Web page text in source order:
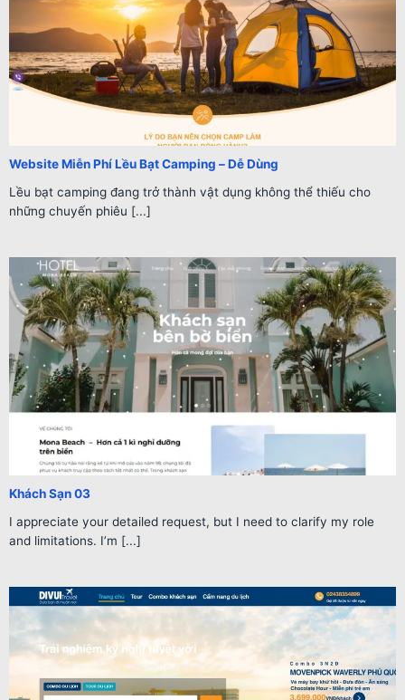
Website Miễn Phí Lều Bạt Camping – Dễ Dùng
Lều bạt camping đang trở thành vật dụng không thể thiếu cho
những chuyến phiêu [...]
Khách Sạn 03
I appreciate your detailed request, but I need to clarify my role
and limitations. I’m [...]